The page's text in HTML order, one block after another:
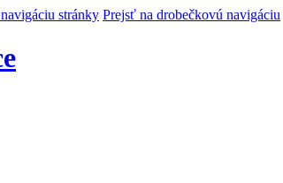
stránky Prejsť na drobečkovú navigáciu